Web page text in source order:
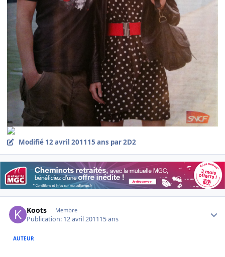
Modifié 12 avril 201115 ans par 2D2
Koots Membre
Publication: 12 avril 201115 ans
AUTEUR